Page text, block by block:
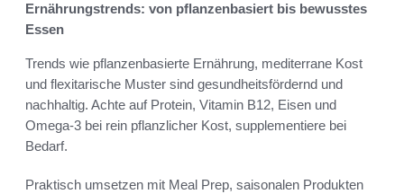
Ernährungstrends: von pflanzenbasiert bis bewusstes
Essen
Trends wie pflanzenbasierte Ernährung, mediterrane Kost
und flexitarische Muster sind gesundheitsfördernd und
nachhaltig. Achte auf Protein, Vitamin B12, Eisen und
Omega-3 bei rein pflanzlicher Kost, supplementiere bei
Bedarf.
Praktisch umsetzen mit Meal Prep, saisonalen Produkten